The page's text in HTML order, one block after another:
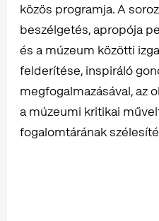
közös programja. A
beszélgetés, apropója
és a múzeum közötti
felderítése, inspiráló
megfogalmazásával, az
a múzeumi kritikai
fogalomtárának